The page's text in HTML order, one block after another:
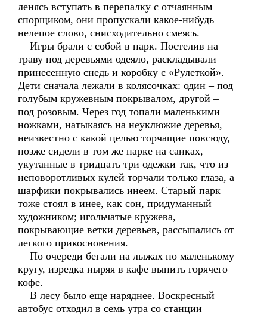
ленясь вступать в перепалку с отчаянным
спорщиком, они пропускали какое-нибудь
нелепое слово, снисходительно смеясь.
Игры брали с собой в парк. Постелив на
траву под деревьями одеяло, раскладывали
принесенную снедь и коробку с «Рулеткой».
Дети сначала лежали в колясочках: один – под
голубым кружевным покрывалом, другой –
под розовым. Через год топали маленькими
ножками, натыкаясь на неуклюжие деревья,
неизвестно с какой целью торчащие повсюду,
позже сидели в том же парке на санках,
укутанные в тридцать три одежки так, что из
неповоротливых кулей торчали только глаза, а
шарфики покрывались инеем. Старый парк
тоже стоял в инее, как сон, придуманный
художником; игольчатые кружева,
покрывающие ветки деревьев, рассыпались от
легкого прикосновения.
По очереди бегали на лыжах по маленькому
кругу, изредка ныряя в кафе выпить горячего
кофе.
В лесу было еще наряднее. Воскресный
автобус отходил в семь утра со станции